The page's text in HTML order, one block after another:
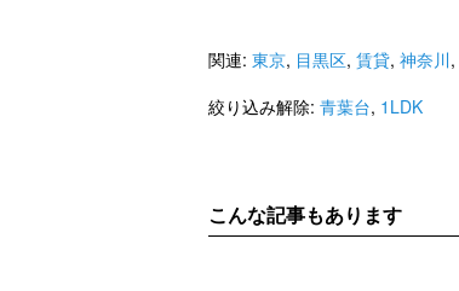
関連: 東京, 目黒区, 賃貸, 神奈川,
絞り込み解除: 青葉台, 1LDK
こんな記事もあります